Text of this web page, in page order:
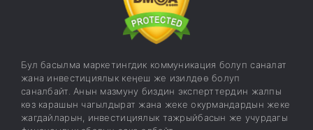
Бул басылма маркетингдик коммуникация болуп саналат
жана инвестициялык кеңеш же изилдөө болуп
саналбайт. Анын мазмуну биздин эксперттердин жалпы
көз карашын чагылдырат жана жеке окурмандардын жеке
жагдайларын, инвестициялык тажрыйбасын же учурдагы